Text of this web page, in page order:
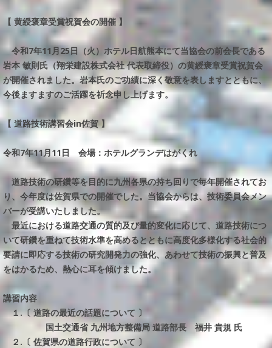
【 黄綬褒章受賞祝賀会の開催 】
令和7年11月25日（火）ホテル日航熊本にて当協会の前会長である
岩本 敏則氏（翔栄建設株式会社 代表取締役）の黄綬褒章受賞祝賀会
が開催されました。岩本氏のご功績に深く敬意を表しますとともに、
今後ますますのご活躍を祈念申し上げます。
【 道路技術講習会in佐賀 】
令和7年11月11日 会場：ホテルグランデはがくれ
道路技術の研鑽等を目的に九州各県の持ち回りで毎年開催されてお
り、今年度は佐賀県での開催でした。当協会からは、技術委員会メン
バーが受講いたしました。
最近における道路交通の質的及び量的変化に応じて、道路技術につ
いて研鑽を重ねて技術水準を高めるとともに高度化多様化する社会的
要請に即応する技術の研究開発力の強化、あわせて技術の振興と普及
をはかるため、熱心に耳を傾けました。
講習内容
１.〔 道路の最近の話題について 〕
国土交通省 九州地方整備局 道路部長 福井 貴規 氏
２.〔 佐賀県の道路行政について 〕